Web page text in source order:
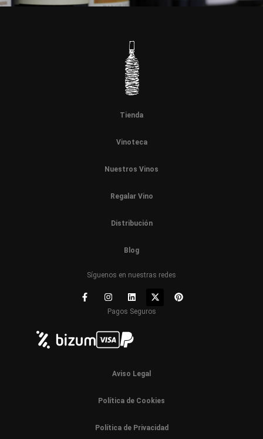
Tienda
Vinoteca
Nuestros Vinos
Regalar Vino
Distribución
Blog
Síguenos en nuestras redes
Pagos Seguros
Aviso Legal
Política de Cookies
Política de Privacidad